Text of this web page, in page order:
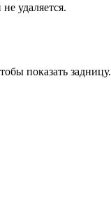
удаляется.
показать задницу.